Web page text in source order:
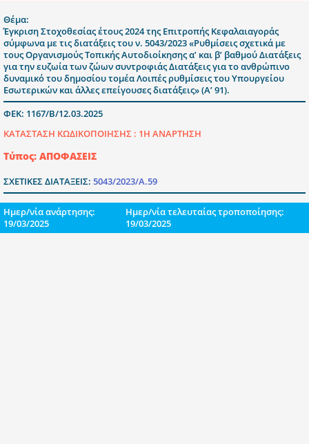
Θέμα:
Έγκριση Στοχοθεσίας έτους 2024 της Επιτροπής Κεφαλαιαγοράς
σύμφωνα με τις διατάξεις του ν. 5043/2023 «Ρυθμίσεις σχετικά με
τους Οργανισμούς Τοπικής Αυτοδιοίκησης α’ και β’ βαθμού Διατάξεις
για την ευζωία των ζώων συντροφιάς Διατάξεις για το ανθρώπινο
δυναμικό του δημοσίου τομέα Λοιπές ρυθμίσεις του Υπουργείου
Εσωτερικών και άλλες επείγουσες διατάξεις» (Α’ 91).
ΦΕΚ: 1167/Β/12.03.2025
ΚΑΤΑΣΤΑΣΗ ΚΩΔΙΚΟΠΟΙΗΣΗΣ : 1Η ΑΝΑΡΤΗΣΗ
Τύπος: ΑΠΟΦΑΣΕΙΣ
ΣΧΕΤΙΚΕΣ ΔΙΑΤΑΞΕΙΣ: 5043/2023/Α.59
Ημερ/νία ανάρτησης:
19/03/2025
Ημερ/νία τελευταίας τροποποίησης:
19/03/2025